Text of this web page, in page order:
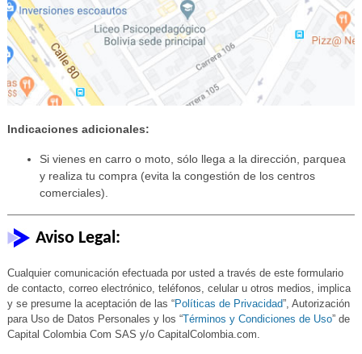
Indicaciones adicionales:
Si vienes en carro o moto, sólo llega a la dirección, parquea
y realiza tu compra (evita la congestión de los centros
comerciales).
Aviso Legal:
Cualquier comunicación efectuada por usted a través de este formulario
de contacto, correo electrónico, teléfonos, celular u otros medios, implica
y se presume la aceptación de las “Políticas de Privacidad”, Autorización
para Uso de Datos Personales y los “Términos y Condiciones de Uso” de
Capital Colombia Com SAS y/o CapitalColombia.com.